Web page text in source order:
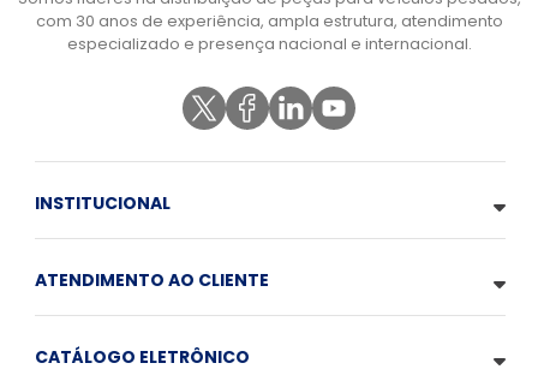
com 30 anos de experiência, ampla estrutura, atendimento
especializado e presença nacional e internacional.
INSTITUCIONAL
ATENDIMENTO AO CLIENTE
CATÁLOGO ELETRÔNICO